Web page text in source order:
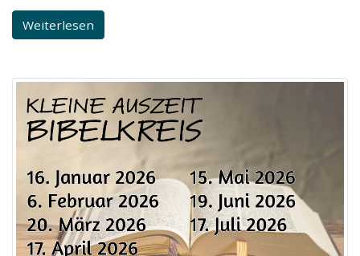
Weiterlesen